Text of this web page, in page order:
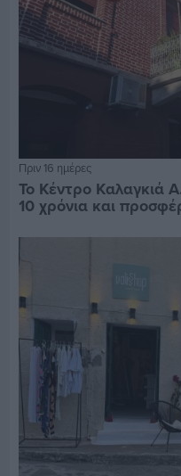
Πριν 16 ημέρες
Το Κέντρο Καλαγκιά
10 χρόνια και